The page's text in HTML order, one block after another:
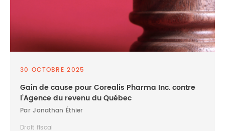
30 OCTOBRE 2025
Gain de cause pour Corealis Pharma Inc. contre
l’Agence du revenu du Québec
Par Jonathan Éthier
Droit fiscal